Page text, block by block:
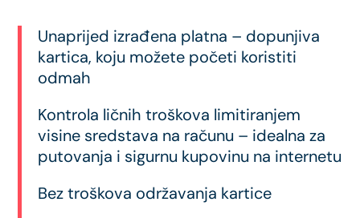
Unaprijed izrađena platna – dopunjiva
kartica, koju možete početi koristiti
odmah
Kontrola ličnih troškova limitiranjem
visine sredstava na računu – idealna za
putovanja i sigurnu kupovinu na internetu
Bez troškova održavanja kartice